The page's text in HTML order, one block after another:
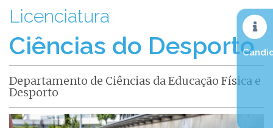
Licenciatura
Ciências do Desporto
Departamento de Ciências da Educação Física e
Desporto